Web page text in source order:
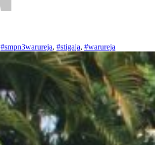
#smpn3warureja, #stigaja, #warureja